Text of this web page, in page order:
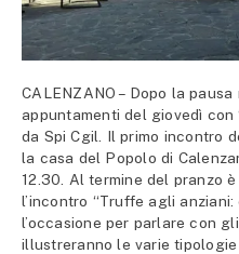
CALENZANO – Dopo la
appuntamenti del giovedì con
da Spi Cgil. Il primo incontro
la casa del Popolo di
12.30. Al termine del pranzo
l’incontro “Truffe agli anziani:
l’occasione per parlare con
illustreranno le varie